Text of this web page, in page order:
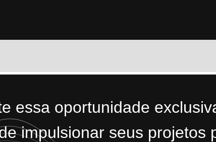
essa oportunidade
impulsionar seus